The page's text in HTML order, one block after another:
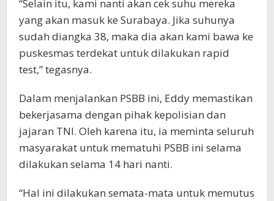
“Selain itu, kami nanti akan cek suhu mereka
yang akan masuk ke Surabaya. Jika suhunya
sudah diangka 38, maka dia akan kami bawa ke
puskesmas terdekat untuk dilakukan rapid
test,” tegasnya.
Dalam menjalankan PSBB ini, Eddy memastikan
bekerjasama dengan pihak kepolisian dan
jajaran TNI. Oleh karena itu, ia meminta seluruh
masyarakat untuk mematuhi PSBB ini selama
dilakukan selama 14 hari nanti.
“Hal ini dilakukan semata-mata untuk memutus